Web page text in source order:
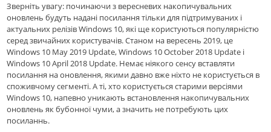
Зверніть увагу: починаючи з вересневих накопичувальних
оновлень будуть надані посилання тільки для підтримуваних і
актуальних релізів Windows 10, які ще користуються популярністю
серед звичайних користувачів. Станом на вересень 2019, це
Windows 10 May 2019 Update, Windows 10 October 2018 Update і
Windows 10 April 2018 Update. Немає ніякого сенсу вставляти
посилання на оновлення, якими давно вже ніхто не користується в
споживчому сегменті. А ті, хто користується старими версіями
Windows 10, напевно уникають встановлення накопичувальних
оновлень як бубонної чуми, а значить не потребують цих
посиланнь.